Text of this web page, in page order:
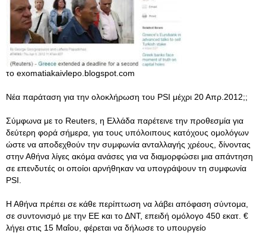
το exomatiakaivlepo.blogspot.com
Nέα παράταση για την ολοκλήρωση του PSI μέχρι 20 Απρ.2012;;
Σύμφωνα με το Reuters, η Ελλάδα παρέτεινε την προθεσμία για
δεύτερη φορά σήμερα, για τους υπόλοιπους κατόχους ομολόγων
ώστε να αποδεχθούν την συμφωνία ανταλλαγής χρέους, δίνοντας
στην Αθήνα λίγες ακόμα ανάσες για να διαμορφώσει μια απάντηση
σε επενδυτές οι οποίοι αρνήθηκαν να υπογράψουν τη συμφωνία
PSI.
Η Αθήνα πρέπει σε κάθε περίπτωση να λάβει απόφαση σύντομα,
σε συντονισμό με την ΕΕ και το ΔΝΤ, επειδή ομόλογο 450 εκατ. €
λήγει στις 15 Μαΐου, φέρεται να δήλωσε το υπουργείο